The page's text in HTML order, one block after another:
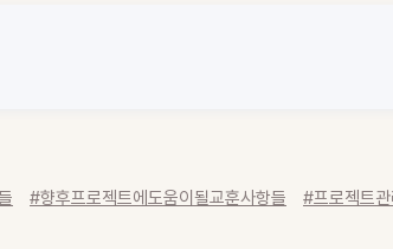
#향후프로젝트에도움이될교훈사항들 #프로젝트